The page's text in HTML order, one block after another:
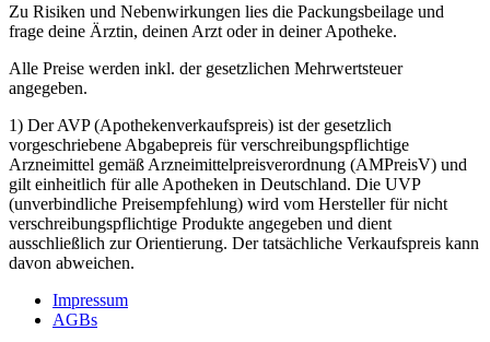
Zu Risiken und Nebenwirkungen lies die Packungsbeilage und
frage deine Ärztin, deinen Arzt oder in deiner Apotheke.
Alle Preise werden inkl. der gesetzlichen Mehrwertsteuer
angegeben.
1) Der AVP (Apothekenverkaufspreis) ist der gesetzlich
vorgeschriebene Abgabepreis für verschreibungspflichtige
Arzneimittel gemäß Arzneimittelpreisverordnung (AMPreisV) und
gilt einheitlich für alle Apotheken in Deutschland. Die UVP
(unverbindliche Preisempfehlung) wird vom Hersteller für nicht
verschreibungspflichtige Produkte angegeben und dient
ausschließlich zur Orientierung. Der tatsächliche Verkaufspreis kann
davon abweichen.
Impressum
AGBs